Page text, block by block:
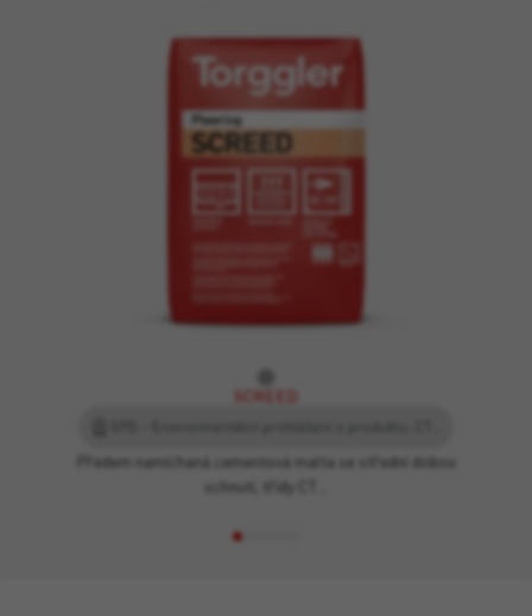
SCREED
Předem namíchaná cementová malta se střední dobou
schnutí, třídy CT…